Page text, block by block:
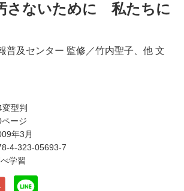
さないために 私たちに
普及センター 監修／竹内聖子 、他 文
変型判
ージ
年3月
4-323-05693-7
学習